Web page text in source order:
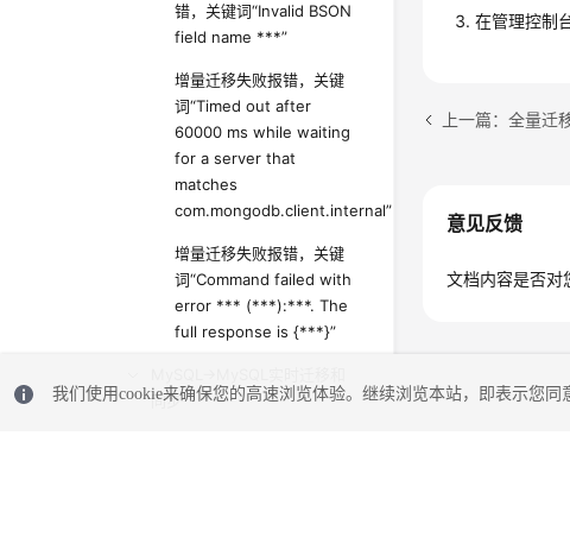
错，关键词“Invalid BSON
field name ***”
增量迁移失败报错，关键
词“Timed out after
60000 ms while waiting
for a server that
matches
com.mongodb.client.internal”
增量迁移失败报错，关键
词“Command failed with
error *** (***):***. The
full response is {***}”
同步
在管理控制
意见反馈
文档内容是否对
我们使用cookie来确保您的高速浏览体验。继续浏览本站，即表示您同